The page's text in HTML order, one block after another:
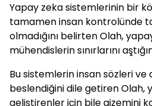
Yapay zeka sistemlerinin bir
tamamen insan kontrolünde
olmadığını belirten Olah,
mühendislerin sınırlarını
Bu sistemlerin insan sözleri
beslendiğini dile getiren Olah,
geliştirenler için bile gizemini